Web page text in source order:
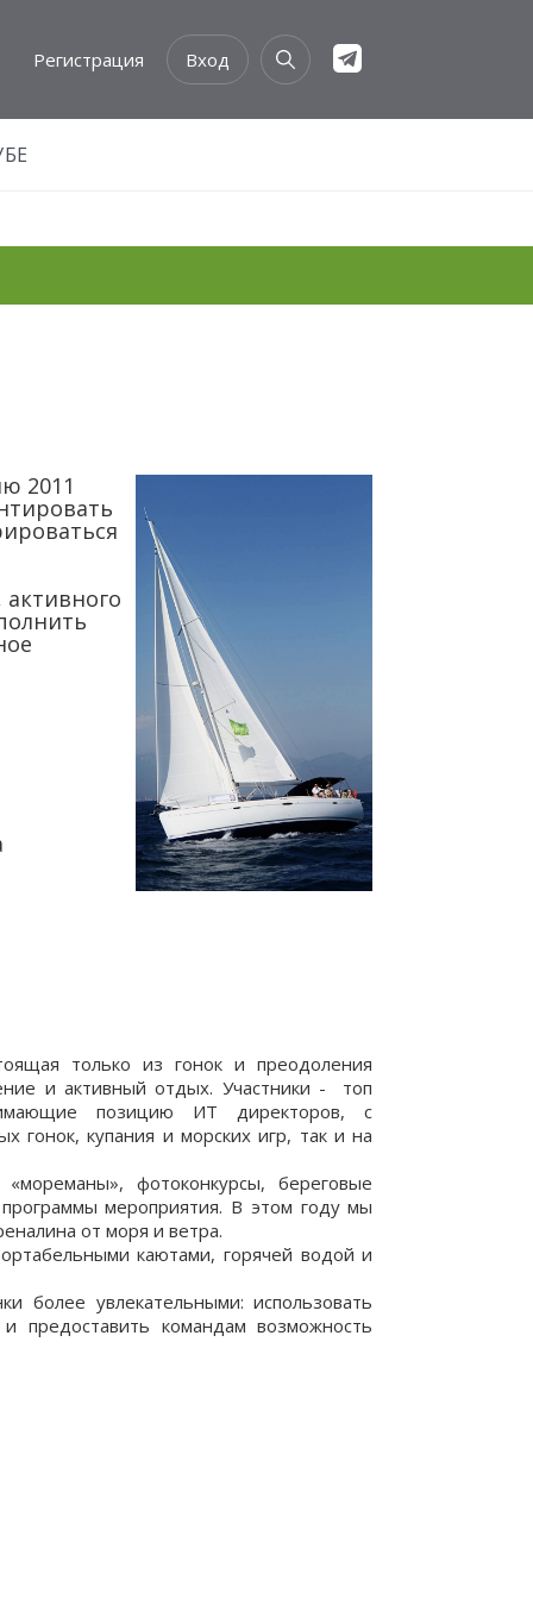
Регистрация Вход
2011
только из гонок и преодоления
и активный отдых. Участники - топ
позицию ИТ директоров, с
гонок, купания и морских игр, так и на
фотоконкурсы, береговые
мероприятия. В этом году мы
от моря и ветра.
каютами, горячей водой и
более увлекательными: использовать
предоставить командам возможность